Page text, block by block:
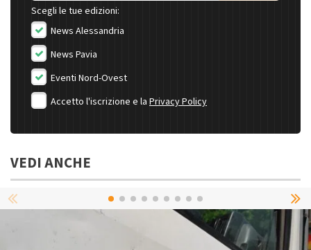
Scegli le tue edizioni:
News Alessandria
News Pavia
Eventi Nord-Ovest
Accetto l'iscrizione e la Privacy Policy
VEDI ANCHE